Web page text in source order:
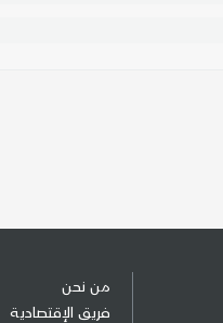
من نحن
فريق الإقتصادية